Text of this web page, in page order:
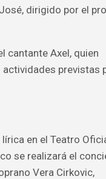
dirigido por el
cantante Axel, quien
previstas
en el Teatro
se realizará el
Vera Cirkovic,